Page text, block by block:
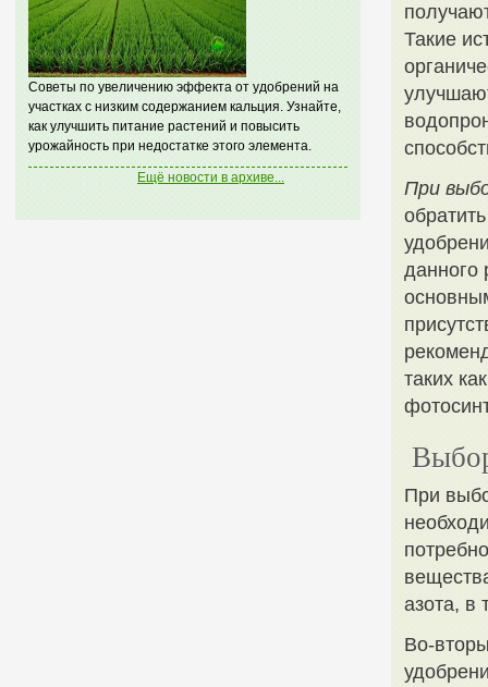
Советы по увеличению эффекта от удобрений на
участках с низким содержанием кальция. Узнайте,
как улучшить питание растений и повысить
урожайность при недостатке этого элемента.
Ещё новости в архиве...
Такие
При
данного
таких
При
азота, в
Во-